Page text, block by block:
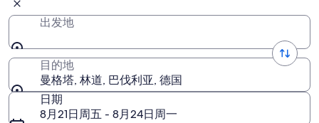
出发地
目的地
曼格塔, 林道, 巴伐利亚, 德国
日期
8月21日周五 - 8月24日周一